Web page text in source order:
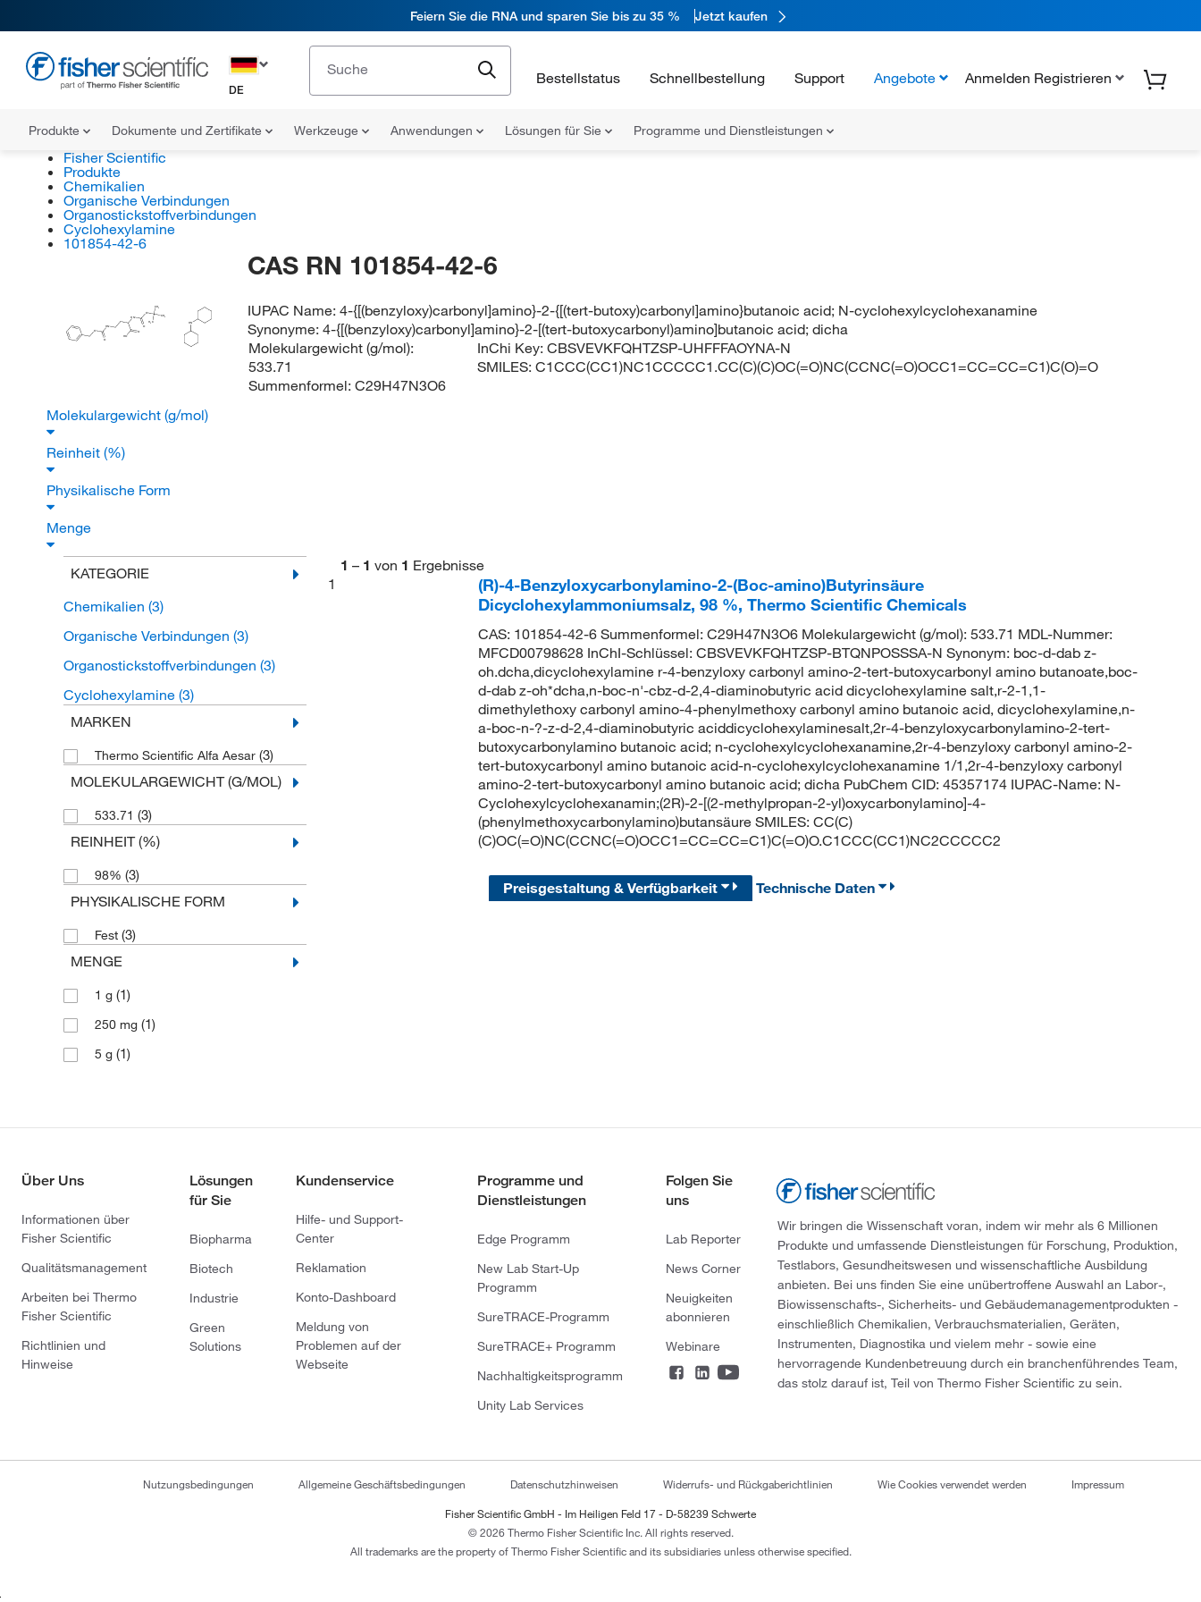
Feiern Sie die RNA und sparen Sie bis zu 35 % Jetzt kaufen
DE
Bestellstatus Schnellbestellung Support Angebote Anmelden Registrieren
Produkte Dokumente und Zertifikate Werkzeuge Anwendungen Lösungen für Sie Programme und Dienstleistungen
Fisher Scientific
Produkte
Chemikalien
Organische Verbindungen
Organostickstoffverbindungen
Cyclohexylamine
101854-42-6
CH3
CH3
H3 C
O
O
HN
HN
O
O
HN
CAS RN 101854-42-6
IUPAC Name:4-{[(benzyloxy)carbonyl]amino}-2-{[(tert-butoxy)carbonyl]amino}butanoic acid; N-cyclohexylcyclohexanamine
Synonyme:4-{[(benzyloxy)carbonyl]amino}-2-[(tert-butoxycarbonyl)amino]butanoic acid; dicha
Molekulargewicht (g/mol):
533.71
Summenformel: C29H47N3O6
InChi Key:CBSVEVKFQHTZSP-UHFFFAOYNA-N
SMILES:C1CCC(CC1)NC1CCCCC1.CC(C)(C)OC(=O)NC(CCNC(=O)OCC1=CC=CC=C1)C(O)=O
Molekulargewicht (g/mol)
Reinheit (%)
Physikalische Form
Menge
KATEGORIE
Chemikalien (3)
Organische Verbindungen (3)
Organostickstoffverbindungen (3)
Cyclohexylamine (3)
MARKEN
Thermo Scientific Alfa Aesar (3)
MOLEKULARGEWICHT (G/MOL)
533.71 (3)
REINHEIT (%)
98% (3)
PHYSIKALISCHE FORM
Fest (3)
MENGE
1 g (1)
250 mg (1)
5 g (1)
1 – 1 von 1 Ergebnisse
1
(R)-4-Benzyloxycarbonylamino-2-(Boc-amino)Butyrinsäure
Dicyclohexylammoniumsalz, 98 %, Thermo Scientific Chemicals
CAS: 101854-42-6 Summenformel: C29H47N3O6 Molekulargewicht (g/mol): 533.71 MDL-Nummer:
MFCD00798628 InChI-Schlüssel: CBSVEVKFQHTZSP-BTQNPOSSSA-N Synonym: boc-d-dab z-
oh.dcha,dicyclohexylamine r-4-benzyloxy carbonyl amino-2-tert-butoxycarbonyl amino butanoate,boc-
d-dab z-oh*dcha,n-boc-n'-cbz-d-2,4-diaminobutyric acid dicyclohexylamine salt,r-2-1,1-
dimethylethoxy carbonyl amino-4-phenylmethoxy carbonyl amino butanoic acid, dicyclohexylamine,n-
a-boc-n-?-z-d-2,4-diaminobutyric aciddicyclohexylaminesalt,2r-4-benzyloxycarbonylamino-2-tert-
butoxycarbonylamino butanoic acid; n-cyclohexylcyclohexanamine,2r-4-benzyloxy carbonyl amino-2-
tert-butoxycarbonyl amino butanoic acid-n-cyclohexylcyclohexanamine 1/1,2r-4-benzyloxy carbonyl
amino-2-tert-butoxycarbonyl amino butanoic acid; dicha PubChem CID: 45357174 IUPAC-Name: N-
Cyclohexylcyclohexanamin;(2R)-2-[(2-methylpropan-2-yl)oxycarbonylamino]-4-
(phenylmethoxycarbonylamino)butansäure SMILES: CC(C)
(C)OC(=O)NC(CCNC(=O)OCC1=CC=CC=C1)C(=O)O.C1CCC(CC1)NC2CCCCC2
Preisgestaltung & Verfügbarkeit Technische Daten
Über Uns
Informationen über
Fisher Scientific
Qualitätsmanagement
Arbeiten bei Thermo
Fisher Scientific
Richtlinien und
Hinweise
Lösungen
für Sie
Biopharma
Biotech
Industrie
Green
Solutions
Kundenservice
Hilfe- und Support-
Center
Reklamation
Konto-Dashboard
Meldung von
Problemen auf der
Webseite
Programme und
Dienstleistungen
Edge Programm
New Lab Start-Up
Programm
SureTRACE-Programm
SureTRACE+ Programm
Nachhaltigkeitsprogramm
Unity Lab Services
Folgen Sie
uns
Lab Reporter
News Corner
Neuigkeiten
abonnieren
Webinare
Wir bringen die Wissenschaft voran, indem wir mehr als 6 Millionen
Produkte und umfassende Dienstleistungen für Forschung, Produktion,
Testlabors, Gesundheitswesen und wissenschaftliche Ausbildung
anbieten. Bei uns finden Sie eine unübertroffene Auswahl an Labor-,
Biowissenschafts-, Sicherheits- und Gebäudemanagementprodukten -
einschließlich Chemikalien, Verbrauchsmaterialien, Geräten,
Instrumenten, Diagnostika und vielem mehr - sowie eine
hervorragende Kundenbetreuung durch ein branchenführendes Team,
das stolz darauf ist, Teil von Thermo Fisher Scientific zu sein.
Nutzungsbedingungen Allgemeine Geschäftsbedingungen Datenschutzhinweisen Widerrufs- und Rückgaberichtlinien Wie Cookies verwendet werden Impressum
Fisher Scientific GmbH - Im Heiligen Feld 17 - D-58239 Schwerte
© 2026 Thermo Fisher Scientific Inc. All rights reserved.
All trademarks are the property of Thermo Fisher Scientific and its subsidiaries unless otherwise specified.